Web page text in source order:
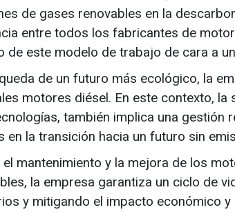
de gases renovables en la
entre todos los fabricantes de
de este modelo de trabajo de cara a
de un futuro más ecológico, la
motores diésel. En este contexto,
también implica una gestión
en la transición hacia un futuro sin
el mantenimiento y la mejora de los
la empresa garantiza un ciclo de
y mitigando el impacto económico